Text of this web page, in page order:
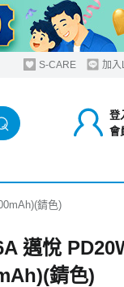
S-CARE 加入
登
會
錆色)
邁悅
錆色)